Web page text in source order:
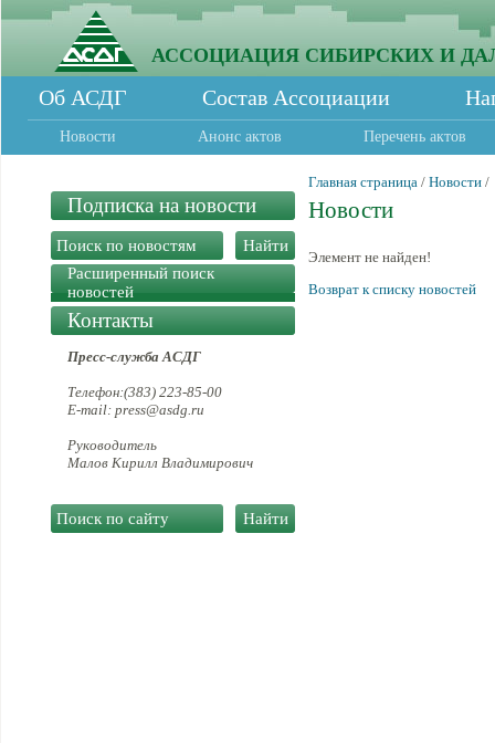
АССОЦИАЦИЯ СИБИРСКИХ И
Об АСДГ Состав Ассоциации
Новости Анонс актов Перечень актов
Подписка на новости
Расширенный поиск
новостей
Контакты
Пресс-служба АСДГ
Телефон:(383) 223-85-00
E-mail: press@asdg.ru
Руководитель
Малов Кирилл Владимирович
Главная страница / Новости /
Новости
Элемент не найден!
Возврат к списку новостей